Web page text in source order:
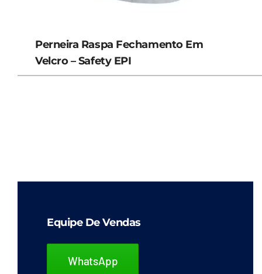
Perneira Raspa Fechamento Em
Velcro – Safety EPI
Equipe De Vendas
WhatsApp